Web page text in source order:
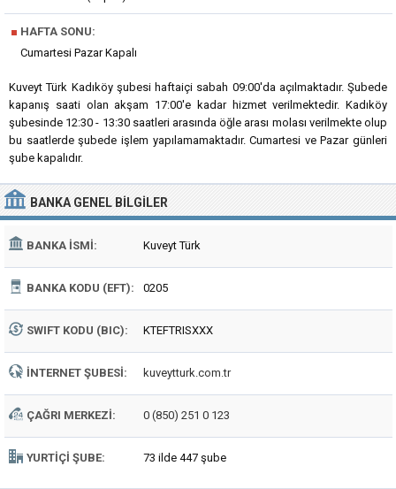
■ HAFTA SONU:
Cumartesi Pazar Kapalı
Kuveyt Türk Kadıköy şubesi haftaiçi sabah 09:00'da açılmaktadır. Şubede
kapanış saati olan akşam 17:00'e kadar hizmet verilmektedir. Kadıköy
şubesinde 12:30 - 13:30 saatleri arasında öğle arası molası verilmekte olup
bu saatlerde şubede işlem yapılamamaktadır. Cumartesi ve Pazar günleri
şube kapalıdır.
BANKA GENEL BILGILER
BANKA İSMI: Kuveyt Türk
BANKA KODU (EFT): 0205
SWIFT KODU (BIC): KTEFTRISXXX
İNTERNET ŞUBESI: kuveytturk.com.tr
ÇAĞRI MERKEZI: 0 (850) 251 0 123
YURTIÇI ŞUBE: 73 ilde 447 şube